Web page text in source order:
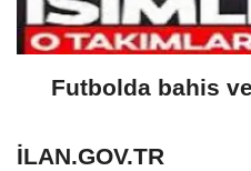
Futbolda bahis
ILAN.GOV.TR